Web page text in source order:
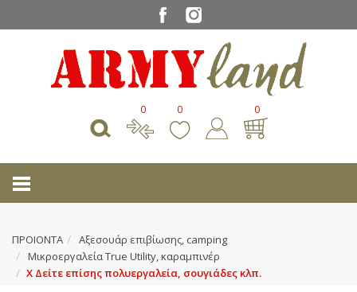
0 0 0
ΠΡΟΙΟΝΤΑ
Αξεσουάρ επιβίωσης, camping
Μικροεργαλεία True Utility, καραμπινέρ
Χ Δείτε επίσης πολυεργαλεία, σουγιάδες κλπ.